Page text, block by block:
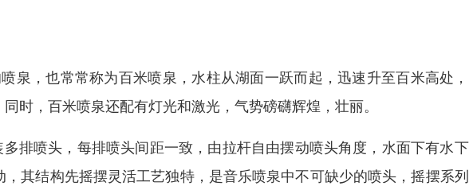
泉，也常常称为百米喷泉，水柱从湖面一跃而起，迅速升至百米高处
时，百米喷泉还配有灯光和激光，气势磅礴辉煌，壮丽。
喷头，每排喷头间距一致，由拉杆自由摆动喷头角度，水面下有水
其结构先摇摆灵活工艺独特，是音乐喷泉中不可缺少的喷头，摇摆系